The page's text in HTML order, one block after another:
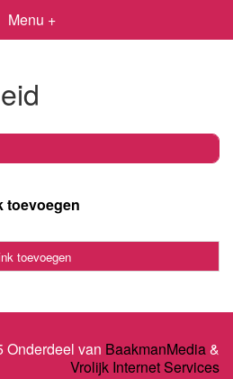
Menu +
toevoegen
toevoegen
Onderdeel van BaakmanMedia&
Vrolijk Internet Services